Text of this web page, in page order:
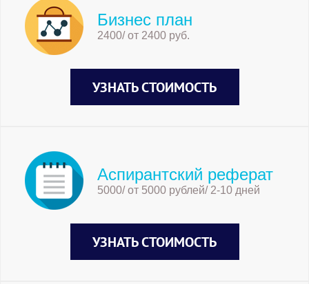
Бизнес план
2400/ от 2400 руб.
УЗНАТЬ СТОИМОСТЬ
Аспирантский реферат
5000/ от 5000 рублей/ 2-10 дней
УЗНАТЬ СТОИМОСТЬ